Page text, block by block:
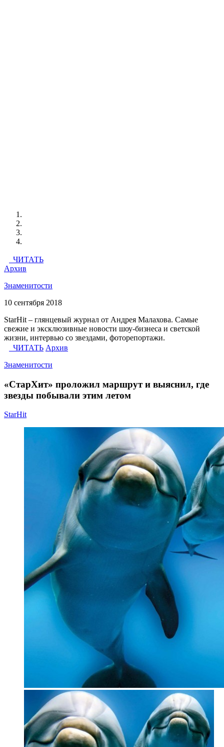
ЧИТАТЬ
Архив
Знаменитости
10 сентября 2018
StarHit – глянцевый журнал от Андрея Малахова. Самые
свежие и эксклюзивные новости шоу-бизнеса и светской
жизни, интервью со звездами, фоторепортажи.
ЧИТАТЬ Архив
Знаменитости
«СтарХит» проложил маршрут и выяснил, где
звезды побывали этим летом
StarHit